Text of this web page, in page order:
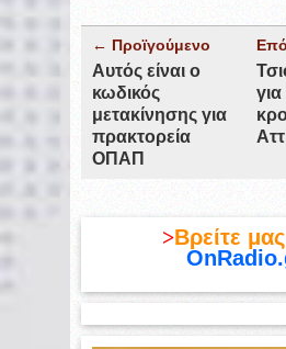
← Προϊγούμενο
Αυτός είναι ο
κωδικός
μετακίνησης για
πρακτορεία
ΟΠΑΠ
>Βρείτε